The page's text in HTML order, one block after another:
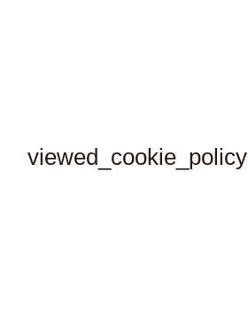
viewed_cookie_policy